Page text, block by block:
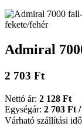
Admiral
2 703 Ft
Nettó ár: 2 128 Ft
Egységár: 2 703 Ft
Várható szállítási